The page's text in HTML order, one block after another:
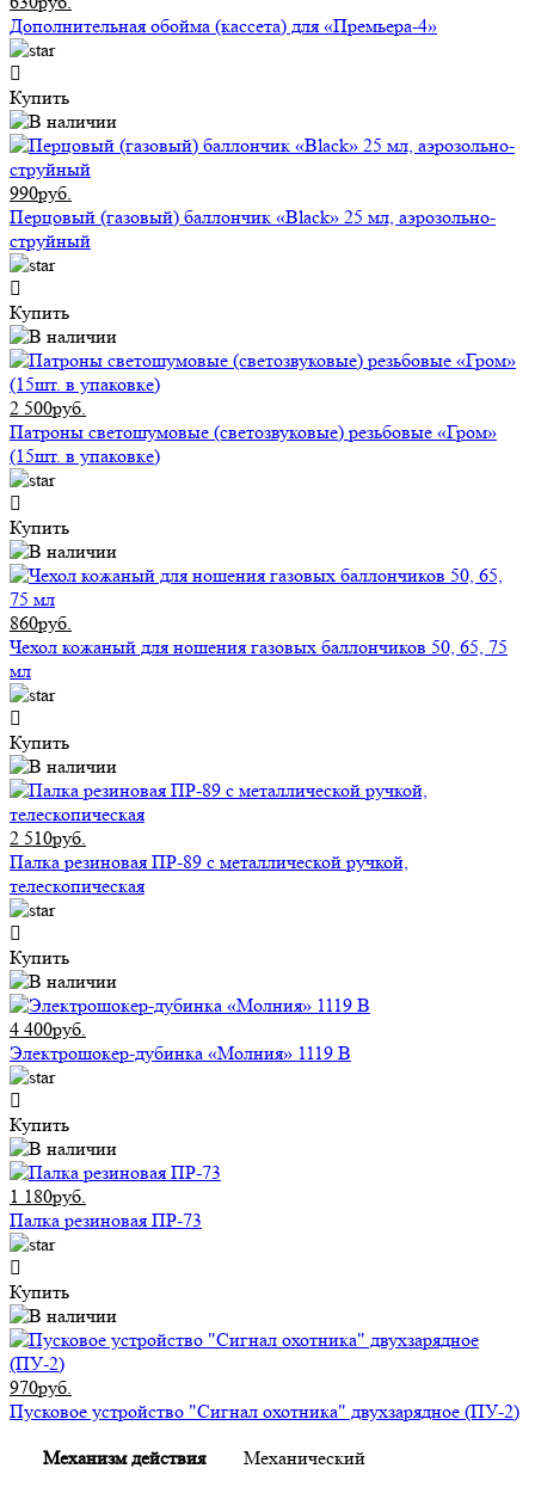
Дополнительная обойма (кассета) для «Премьера-4»
Купить
990руб.
Перцовый (газовый) баллончик «Black» 25 мл, аэрозольно-
струйный
Купить
2 500руб.
Патроны светошумовые (светозвуковые) резьбовые «Гром»
(15шт. в упаковке)
Купить
860руб.
Чехол кожаный для ношения газовых баллончиков 50, 65, 75
мл
Купить
2 510руб.
Палка резиновая ПР-89 с металлической ручкой,
телескопическая
Купить
4 400руб.
Электрошокер-дубинка «Молния» 1119 В
Купить
1 180руб.
Палка резиновая ПР-73
Купить
970руб.
Пусковое устройство "Сигнал охотника" двухзарядное (ПУ-2)
Механизм действия Механический